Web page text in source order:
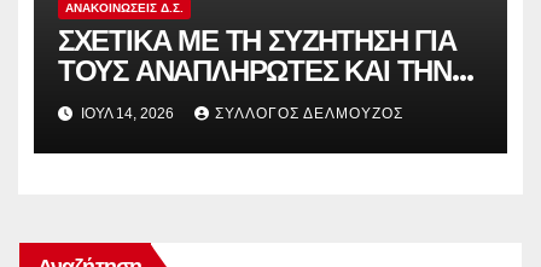
ΑΝΑΚΟΙΝΏΣΕΙΣ Δ.Σ.
ΣΧΕΤΙΚΑ ΜΕ ΤΗ ΣΥΖΗΤΗΣΗ ΓΙΑ
ΤΟΥΣ ΑΝΑΠΛΗΡΩΤΕΣ ΚΑΙ ΤΗΝ
ΠΑΡΑΠΟΜΠΗ ΤΗΣ ΕΛΛΑΔΑΣ
ΣΤΟ ΕΥΡΩΠΑΪΚΟ ΔΙΚΑΣΤΗΡΙΟ
ΙΟΎΛ 14, 2026 ΣΎΛΛΟΓΟΣ ΔΕΛΜΟΎΖΟΣ